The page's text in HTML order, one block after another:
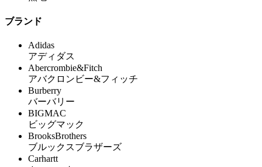
ブランド
Adidas
アディダス
Abercrombie&Fitch
アバクロンビー&フィッチ
Burberry
バーバリー
BIGMAC
ビッグマック
BrooksBrothers
ブルックスブラザーズ
Carhartt